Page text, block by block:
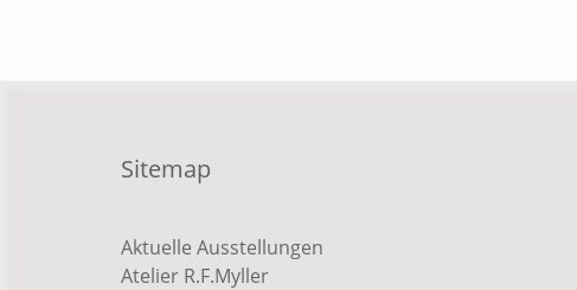
Sitemap
Aktuelle Ausstellungen
Atelier R.F.Myller